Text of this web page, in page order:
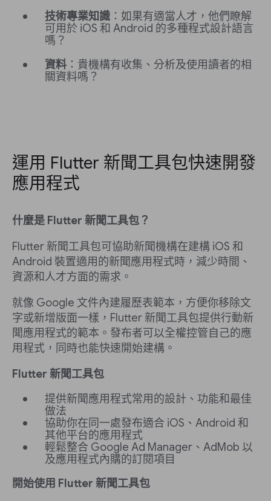
技術專業知識 ：如果有適當人才，他們瞭解
可用於 iOS 和 Android 的多種程式設計語言
嗎？
資料 ：貴機構有收集、分析及使用讀者的相
關資料嗎？
運用 Flutter 新聞工具包快速開發
應用程式
什麼是 Flutter 新聞工具包？
Flutter 新聞工具包可協助新聞機構在建構 iOS 和
Android 裝置適用的新聞應用程式時，減少時間、
資源和人才方面的需求。
就像 Google 文件內建履歷表範本，方便你移除文
字或新增版面一樣，Flutter 新聞工具包提供行動新
聞應用程式的範本。發布者可以全權控管自己的應
用程式，同時也能快速開始建構。
Flutter 新聞工具包
提供新聞應用程式常用的設計、功能和最佳
做法
協助你在同一處發布適合 iOS、Android 和
其他平台的應用程式
輕鬆整合 Google Ad Manager、AdMob 以
及應用程式內購的訂閱項目
開始使用 Flutter 新聞工具包